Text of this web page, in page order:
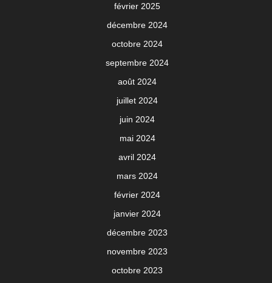
février 2025
décembre 2024
octobre 2024
septembre 2024
août 2024
juillet 2024
juin 2024
mai 2024
avril 2024
mars 2024
février 2024
janvier 2024
décembre 2023
novembre 2023
octobre 2023